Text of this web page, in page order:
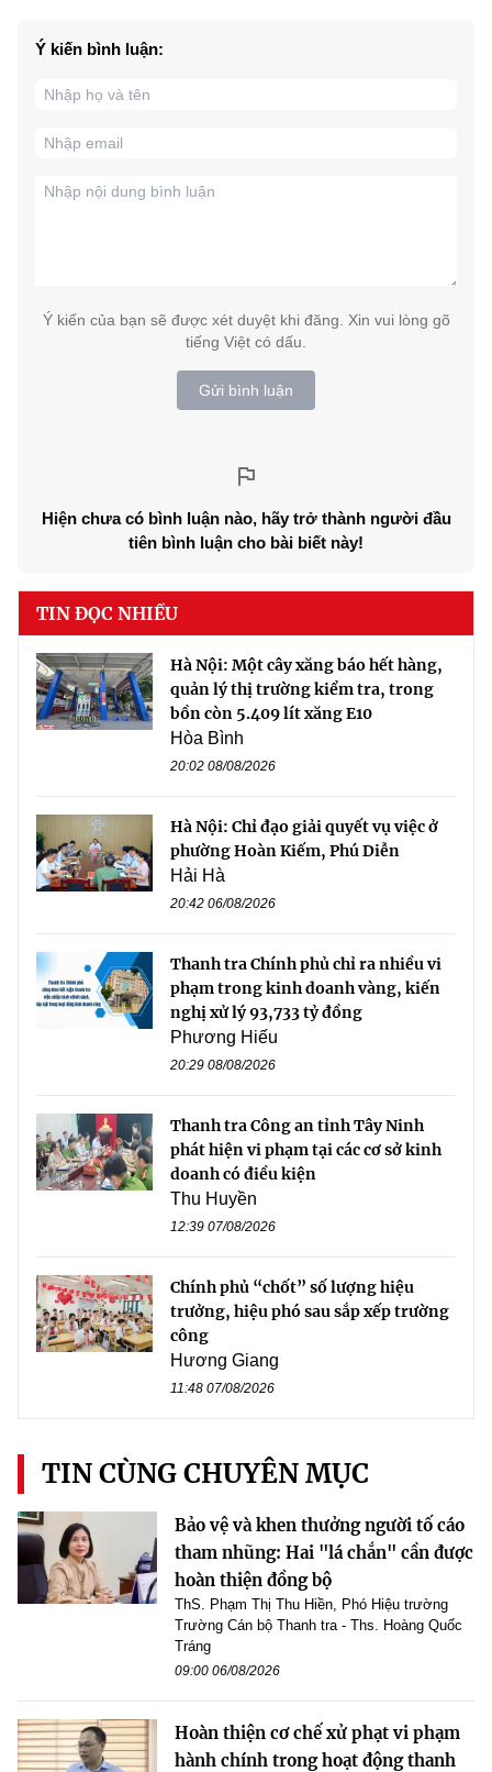
Ý kiến bình luận:
Ý kiến của bạn sẽ được xét duyệt khi đăng. Xin vui lòng gõ
tiếng Việt có dấu.
Gửi bình luận
Hiện chưa có bình luận nào, hãy trở thành người đầu
tiên bình luận cho bài biết này!
TIN ĐỌC NHIỀU
Hà Nội: Một cây xăng báo hết hàng,
quản lý thị trường kiểm tra, trong
bồn còn 5.409 lít xăng E10
Hòa Bình
20:02 08/08/2026
Hà Nội: Chỉ đạo giải quyết vụ việc ở
phường Hoàn Kiếm, Phú Diễn
Hải Hà
20:42 06/08/2026
Thanh tra Chính phủ chỉ ra nhiều vi
phạm trong kinh doanh vàng, kiến
nghị xử lý 93,733 tỷ đồng
Phương Hiếu
20:29 08/08/2026
Thanh tra Công an tỉnh Tây Ninh
phát hiện vi phạm tại các cơ sở kinh
doanh có điều kiện
Thu Huyền
12:39 07/08/2026
Chính phủ “chốt” số lượng hiệu
trưởng, hiệu phó sau sắp xếp trường
công
Hương Giang
11:48 07/08/2026
TIN CÙNG CHUYÊN MỤC
Bảo vệ và khen thưởng người tố cáo
tham nhũng: Hai "lá chắn" cần được
hoàn thiện đồng bộ
ThS. Phạm Thị Thu Hiền, Phó Hiệu trường
Trường Cán bộ Thanh tra - Ths. Hoàng Quốc
Tráng
09:00 06/08/2026
Hoàn thiện cơ chế xử phạt vi phạm
hành chính trong hoạt động thanh